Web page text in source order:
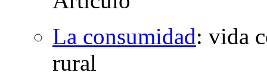
La consumidad: vida
rural